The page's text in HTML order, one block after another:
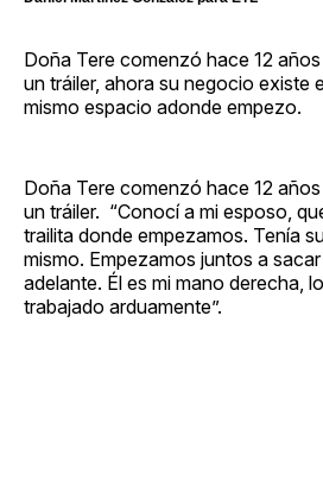
Doña Tere comenzó hace 12
un tráiler, ahora su negocio existe
mismo espacio adonde empezo.
Doña Tere comenzó hace 12
un tráiler. “Conocí a mi esposo,
trailita donde empezamos. Tenía
mismo. Empezamos juntos a
adelante. Él es mi mano derecha,
trabajado arduamente”.